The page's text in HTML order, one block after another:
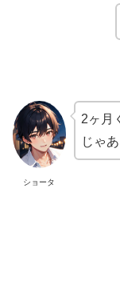
ショータ
2ヶ月
じゃ